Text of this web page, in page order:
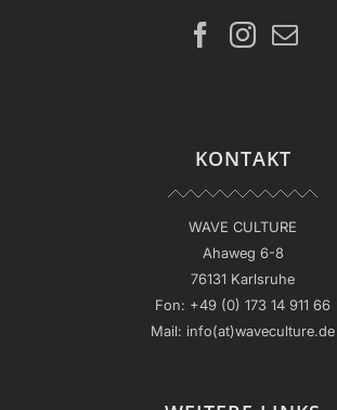
KONTAKT
WAVE CULTURE
Ahaweg 6-8
76131 Karlsruhe
Fon: +49 (0) 173 14 911 66
Mail: info(at)waveculture.de